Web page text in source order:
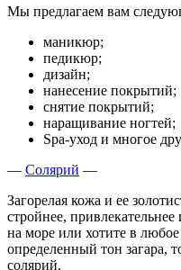
Мы предлагаем вам
маникюр;
педикюр;
дизайн;
нанесение покрытий;
снятие покрытий;
наращивание ногтей;
Spa-уход и многое
— Солярий —
Загорелая кожа и ее
стройнее,
на море или хотите в
определенный тон загара,
солярий.